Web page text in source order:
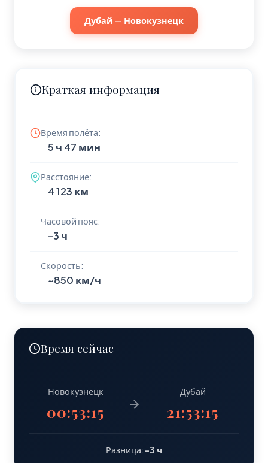
Дубай — Новокузнецк
Краткая информация
Время полёта:
5 ч 47 мин
Расстояние:
4 123 км
Часовой пояс:
-3 ч
Скорость:
~850 км/ч
Время сейчас
Новокузнецк
00:53:16
Дубай
21:53:16
Разница: -3 ч